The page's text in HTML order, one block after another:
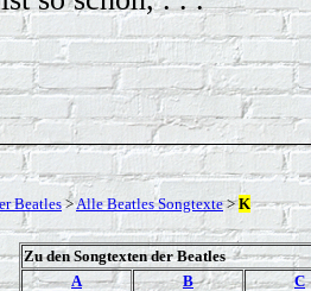
Beatles>Alle Beatles Songtexte> K
Zu den Songtexten der Beatles
A
B
C